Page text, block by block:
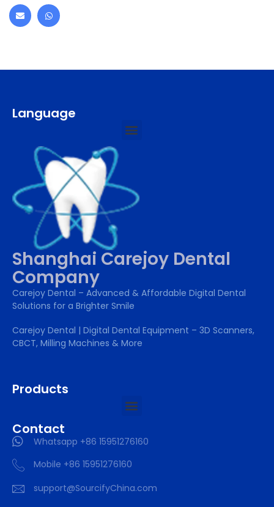
Language
Shanghai Carejoy Dental
Company
Carejoy Dental – Advanced & Affordable Digital Dental
Solutions for a Brighter Smile
Carejoy Dental | Digital Dental Equipment – 3D Scanners,
CBCT, Milling Machines & More
Products
Contact
Whatsapp +86 15951276160
Mobile +86 15951276160
support@SourcifyChina.com